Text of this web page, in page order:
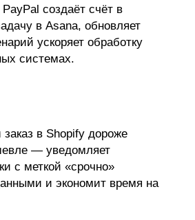
создаёт счёт в
в Asana, обновляет
ускоряет обработку
системах.
в Shopify дороже
— уведомляет
с меткой «срочно»
и экономит время на